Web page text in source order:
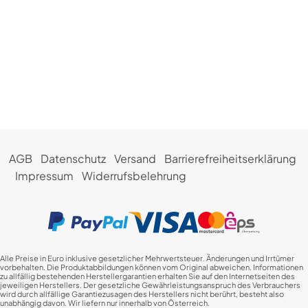
AGB Datenschutz Versand
Barrierefreiheitserklärung
Impressum
Widerrufsbelehrung
Alle Preise in Euro inklusive gesetzlicher Mehrwertsteuer. Änderungen und Irrtümer
vorbehalten. Die Produktabbildungen können vom Original abweichen. Informationen
zu allfällig bestehenden Herstellergarantien erhalten Sie auf den Internetseiten des
jeweiligen Herstellers. Der gesetzliche Gewährleistungsanspruch des Verbrauchers
wird durch allfällige Garantiezusagen des Herstellers nicht berührt, besteht also
unabhängig davon. Wir liefern nur innerhalb von Österreich.